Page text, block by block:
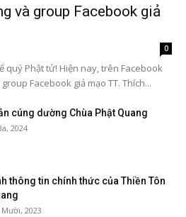
và group Facebook giả
0
quý Phật tử! Hiện nay, trên Facebook
Facebook giả mạo TT. Thích...
cúng dường Chùa Phật Quang
2024
thông tin chính thức của Thiền Tôn
2023